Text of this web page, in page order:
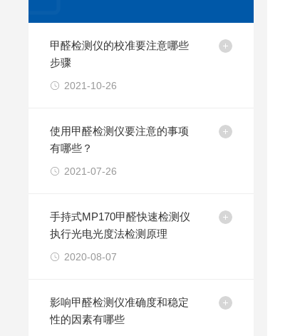
甲醛检测仪的校准要注意哪些
步骤
2021-10-26
使用甲醛检测仪要注意的事项
有哪些？
2021-07-26
手持式MP170甲醛快速检测仪
执行光电光度法检测原理
2020-08-07
影响甲醛检测仪准确度和稳定
性的因素有哪些